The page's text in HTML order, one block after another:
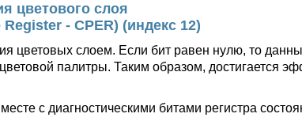
цветового слоя
- CPER) (индекс 12)
цветовых слоем. Если бит равен нулю, то
палитры. Таким образом, достигается
с диагностическими битами регистра